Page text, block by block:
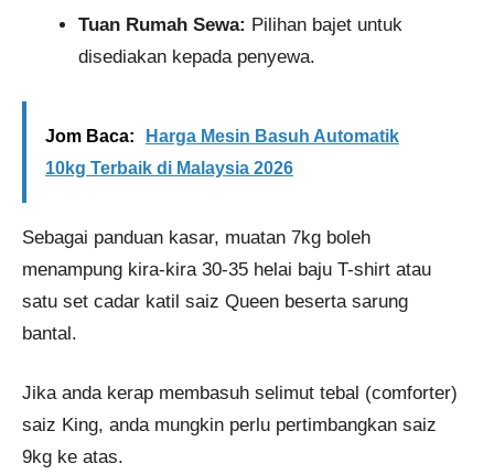
Tuan Rumah Sewa: Pilihan bajet untuk
disediakan kepada penyewa.
Jom Baca:
Harga Mesin Basuh Automatik
10kg Terbaik di Malaysia 2026
Sebagai panduan kasar, muatan 7kg boleh
menampung kira-kira 30-35 helai baju T-shirt atau
satu set cadar katil saiz Queen beserta sarung
bantal.
Jika anda kerap membasuh selimut tebal (comforter)
saiz King, anda mungkin perlu pertimbangkan saiz
9kg ke atas.